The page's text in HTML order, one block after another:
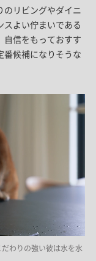
のリビングやダイニ
スよい佇まいである
自信をもっておすす
番候補になりそうな
わりの強い彼は水を水